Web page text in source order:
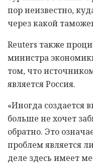
пор неизвестно,
через какой
Reuters также
министра
том, что
является Россия.
«Иногда создается
больше не хочет
обратно. Это
проблем является
деле здесь имеет